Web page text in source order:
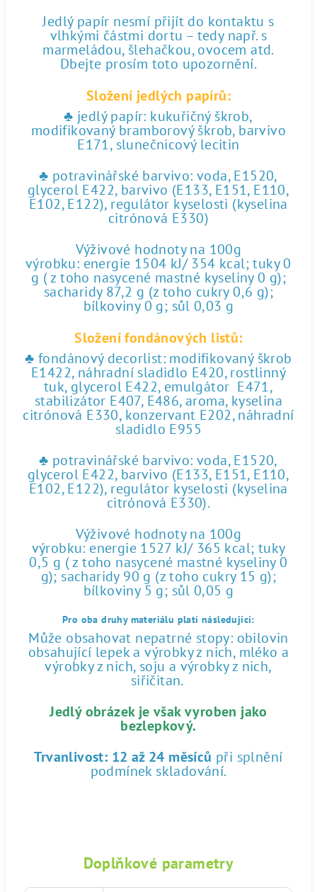
Jedlý papír nesmí přijít do kontaktu s
vlhkými částmi dortu – tedy např. s
marmeládou, šlehačkou, ovocem atd.
Dbejte prosím toto upozornění.
Složení jedlých papírů:
♣ jedlý papír: kukuřičný škrob,
modifikovaný bramborový škrob, barvivo
E171, slunečnicový lecitin
♣ potravinářské barvivo: voda, E1520,
glycerol E422, barvivo (E133, E151, E110,
E102, E122), regulátor kyselosti (kyselina
citrónová E330)
Výživové hodnoty na 100g
výrobku: energie 1504 kJ/ 354 kcal; tuky 0
g ( z toho nasycené mastné kyseliny 0 g);
sacharidy 87,2 g (z toho cukry 0,6 g);
bílkoviny 0 g; sůl 0,03 g
Složení fondánových listů:
♣ fondánový decorlist: modifikovaný škrob
E1422, náhradní sladidlo E420, rostlinný
tuk, glycerol E422, emulgátor E471,
stabilizátor E407, E486, aroma, kyselina
citrónová E330, konzervant E202, náhradní
sladidlo E955
♣ potravinářské barvivo: voda, E1520,
glycerol E422, barvivo (E133, E151, E110,
E102, E122), regulátor kyselosti (kyselina
citrónová E330).
Výživové hodnoty na 100g
výrobku: energie 1527 kJ/ 365 kcal; tuky
0,5 g ( z toho nasycené mastné kyseliny 0
g); sacharidy 90 g (z toho cukry 15 g);
bílkoviny 5 g; sůl 0,05 g
Pro oba druhy materiálu platí následující:
Může obsahovat nepatrné stopy: obilovin
obsahující lepek a výrobky z nich, mléko a
výrobky z nich, soju a výrobky z nich,
siřičitan.
Jedlý obrázek je však vyroben jako
bezlepkový.
Trvanlivost: 12 až 24 měsíců při splnění
podmínek skladování.
Doplňkové parametry